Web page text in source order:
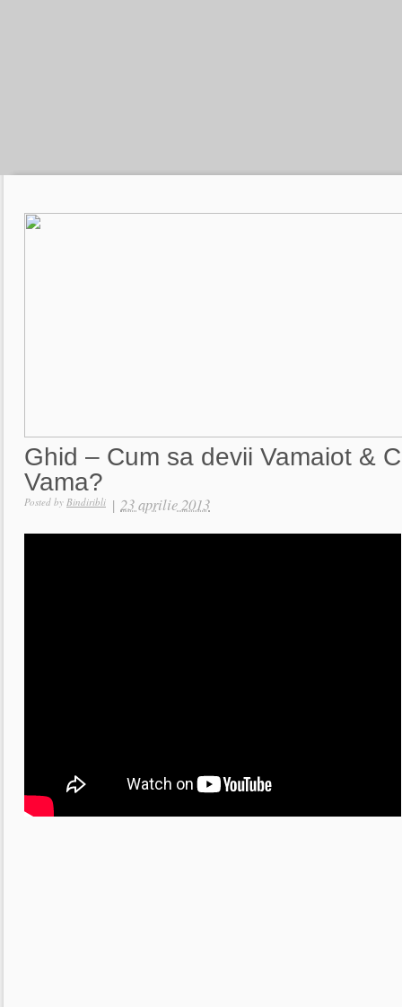
Ghid – Cum sa devii Vamaiot &
Vama?
Posted by Bindiribli | 23 aprilie 2013